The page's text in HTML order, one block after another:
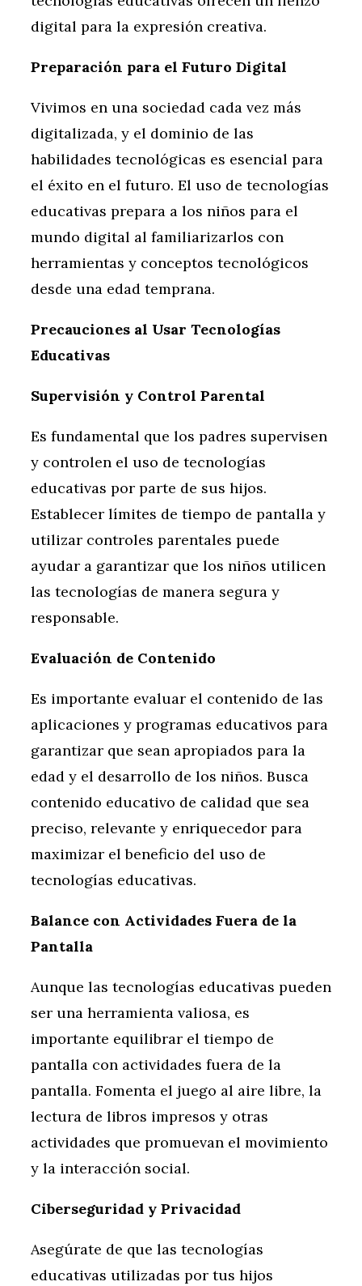
digital para la expresión creativa.
Preparación para el Futuro Digital
Vivimos en una sociedad cada vez más
digitalizada, y el dominio de las
habilidades tecnológicas es esencial para
el éxito en el futuro. El uso de tecnologías
educativas prepara a los niños para el
mundo digital al familiarizarlos con
herramientas y conceptos tecnológicos
desde una edad temprana.
Precauciones al Usar Tecnologías
Educativas
Supervisión y Control Parental
Es fundamental que los padres supervisen
y controlen el uso de tecnologías
educativas por parte de sus hijos.
Establecer límites de tiempo de pantalla y
utilizar controles parentales puede
ayudar a garantizar que los niños utilicen
las tecnologías de manera segura y
responsable.
Evaluación de Contenido
Es importante evaluar el contenido de las
aplicaciones y programas educativos para
garantizar que sean apropiados para la
edad y el desarrollo de los niños. Busca
contenido educativo de calidad que sea
preciso, relevante y enriquecedor para
maximizar el beneficio del uso de
tecnologías educativas.
Balance con Actividades Fuera de la
Pantalla
Aunque las tecnologías educativas pueden
ser una herramienta valiosa, es
importante equilibrar el tiempo de
pantalla con actividades fuera de la
pantalla. Fomenta el juego al aire libre, la
lectura de libros impresos y otras
actividades que promuevan el movimiento
y la interacción social.
Ciberseguridad y Privacidad
Asegúrate de que las tecnologías
educativas utilizadas por tus hijos